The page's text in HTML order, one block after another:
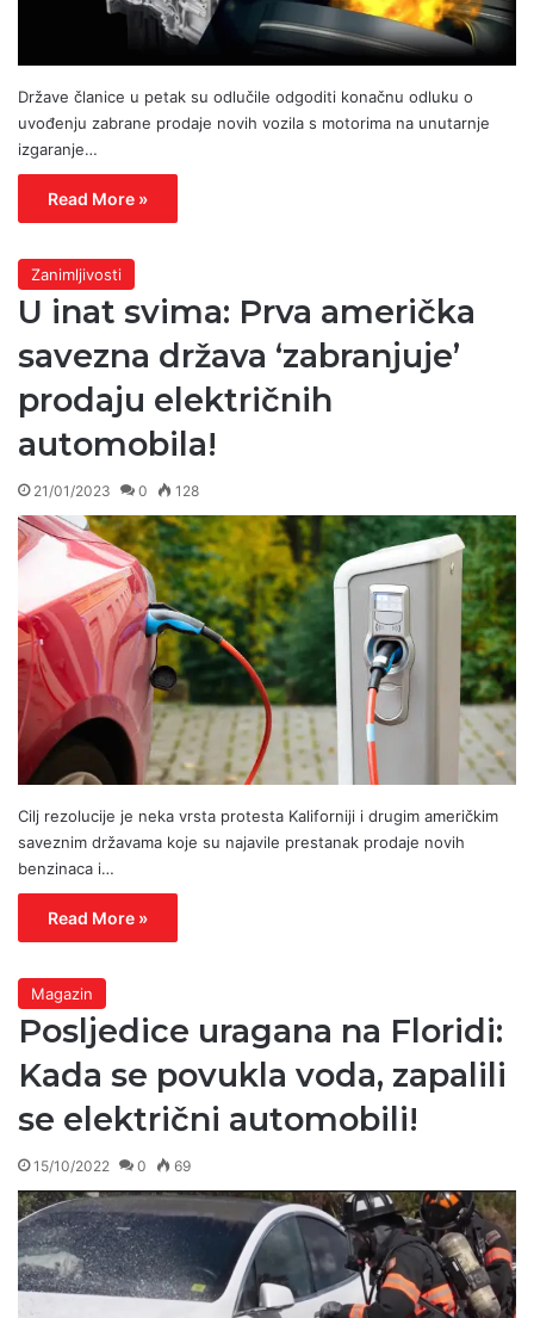
Države članice u petak su odlučile odgoditi konačnu odluku o
uvođenju zabrane prodaje novih vozila s motorima na unutarnje
izgaranje…
Read More »
Zanimljivosti
U inat svima: Prva američka
savezna država ‘zabranjuje’
prodaju električnih
automobila!
21/01/2023 0 128
Cilj rezolucije je neka vrsta protesta Kaliforniji i drugim američkim
saveznim državama koje su najavile prestanak prodaje novih
benzinaca i…
Read More »
Magazin
Posljedice uragana na Floridi:
Kada se povukla voda, zapalili
se električni automobili!
15/10/2022 0 69